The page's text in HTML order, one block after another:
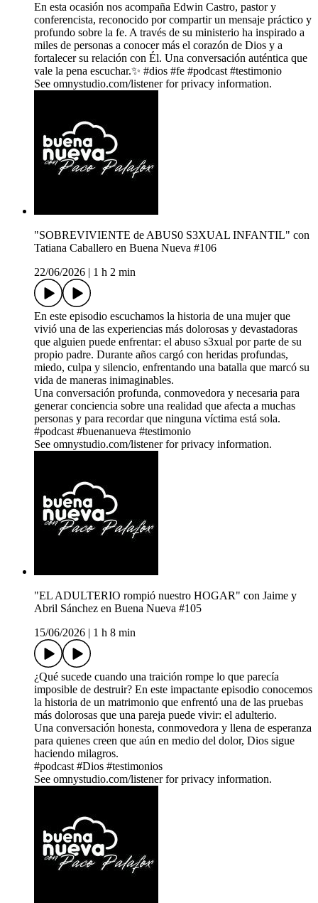
En esta ocasión nos acompaña Edwin Castro, pastor y
conferencista, reconocido por compartir un mensaje práctico y
profundo sobre la fe. A través de su ministerio ha inspirado a
miles de personas a conocer más el corazón de Dios y a
fortalecer su relación con Él. Una conversación auténtica que
vale la pena escuchar.✨ #dios #fe #podcast #testimonio
See omnystudio.com/listener for privacy information.
"SOBREVIVIENTE de ABUS0 S3XUAL INFANTIL" con
Tatiana Caballero en Buena Nueva #106
22/06/2026
1 h 2 min
En este episodio escuchamos la historia de una mujer que
vivió una de las experiencias más dolorosas y devastadoras
que alguien puede enfrentar: el abuso s3xual por parte de su
propio padre. Durante años cargó con heridas profundas,
miedo, culpa y silencio, enfrentando una batalla que marcó su
vida de maneras inimaginables.
Una conversación profunda, conmovedora y necesaria para
generar conciencia sobre una realidad que afecta a muchas
personas y para recordar que ninguna víctima está sola.
#podcast #buenanueva #testimonio
See omnystudio.com/listener for privacy information.
"EL ADULTERIO rompió nuestro HOGAR" con Jaime y
Abril Sánchez en Buena Nueva #105
15/06/2026
1 h 8 min
¿Qué sucede cuando una traición rompe lo que parecía
imposible de destruir? En este impactante episodio conocemos
la historia de un matrimonio que enfrentó una de las pruebas
más dolorosas que una pareja puede vivir: el adulterio.
Una conversación honesta, conmovedora y llena de esperanza
para quienes creen que aún en medio del dolor, Dios sigue
haciendo milagros.
#podcast #Dios #testimonios
See omnystudio.com/listener for privacy information.